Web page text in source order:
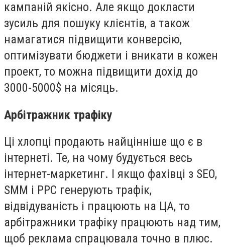
кампаній якісно. Але якщо докласти
зусиль для пошуку клієнтів, а також
намагатися підвищити конверсію,
оптимізувати бюджети і вникати в кожен
проект, то можна підвищити дохід до
3000-5000$ на місяць.
Арбітражник трафіку
Ці хлопці продають найцінніше що є в
інтернеті. Те, на чому будується весь
інтернет-маркетинг. І якщо фахівці з SEO,
SMM і PPC генерують трафік,
відвідуваність і працюють на ЦА, то
арбітражники трафіку працюють над тим,
щоб реклама спрацювала точно в плюс.